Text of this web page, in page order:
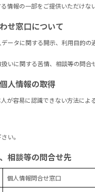
情報の一部をご提供いただけな
せ窓口について
ータに関する開示、利用目的
いに関する苦情、相談等の問合
人情報の取得
が容易に認識できない方法によ
い。
相談等の問合せ先
個人情報問合せ窓口